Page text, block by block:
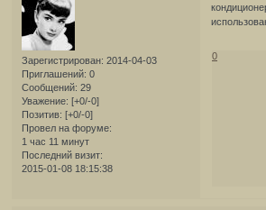
Зарегистрирован: 2014-04-03
Приглашений: 0
Сообщений: 29
Уважение: [+0/-0]
Позитив: [+0/-0]
Провел на форуме:
1 час 11 минут
Последний визит:
2015-01-08 18:15:38
0